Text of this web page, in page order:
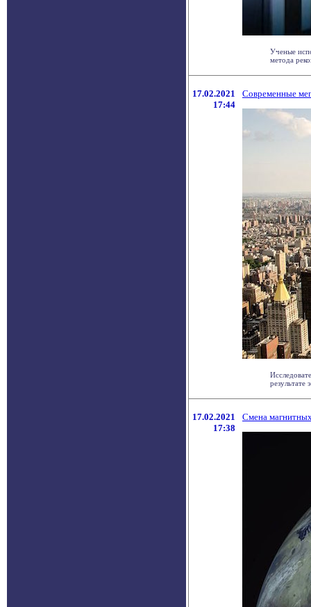
Ученые
метода
17.02.2021
17:44
Современные
результате
17.02.2021
17:38
Смена